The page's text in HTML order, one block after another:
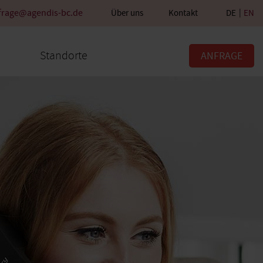
bc.de Über uns Kontakt DE EN
Standorte ANFRAGE